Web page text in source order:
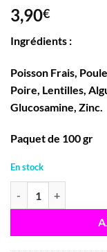
3,90€
Ingrédients :
Poisson Frais,
Poire, Lentilles,
Glucosamine, Zinc.
Paquet de 100 gr
En stock